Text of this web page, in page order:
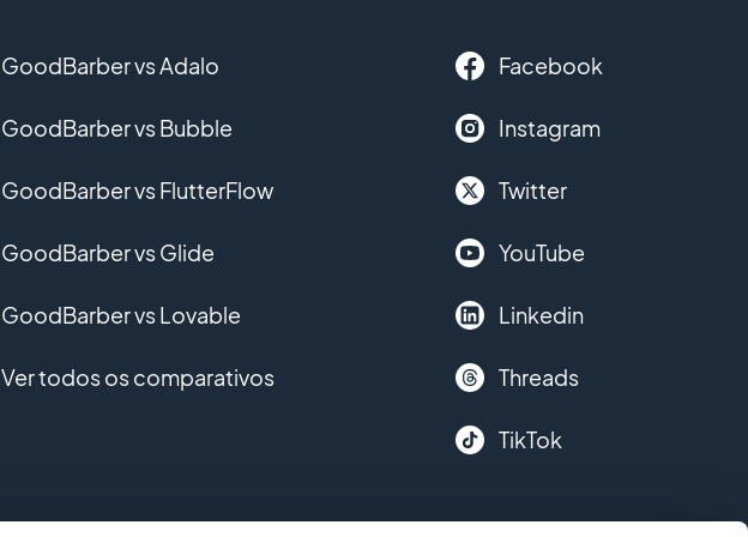
GoodBarber vs Adalo
GoodBarber vs Bubble
GoodBarber vs FlutterFlow
GoodBarber vs Glide
GoodBarber vs Lovable
Ver todos os comparativos
Facebook
Instagram
Twitter
YouTube
Linkedin
Threads
TikTok